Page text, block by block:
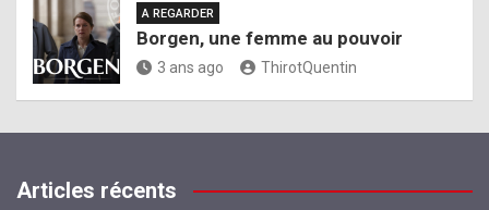
A REGARDER
Borgen, une femme au pouvoir
3 ans ago ThirotQuentin
Articles récents